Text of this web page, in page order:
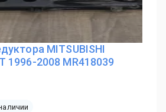
MITSUBISHI
1996-2008 MR418039